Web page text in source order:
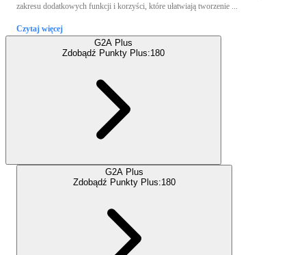
zakresu dodatkowych funkcji i korzyści, które ułatwiają tworzenie ...
Czytaj więcej
G2A Plus
Zdobądź Punkty Plus:180
G2A Plus
Zdobądź Punkty Plus:180